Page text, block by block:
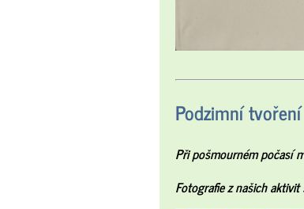
Podzimní tvoření
Při pošmourném počasí
Fotografie z našich